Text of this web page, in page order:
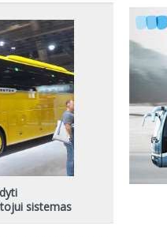
sistemas